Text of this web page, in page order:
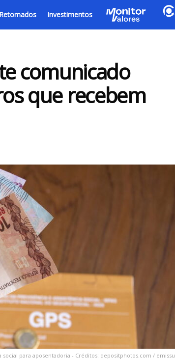
Investimentos
comunicado
que recebem
para aposentadoria - Créditos: depositphotos.com / emissu